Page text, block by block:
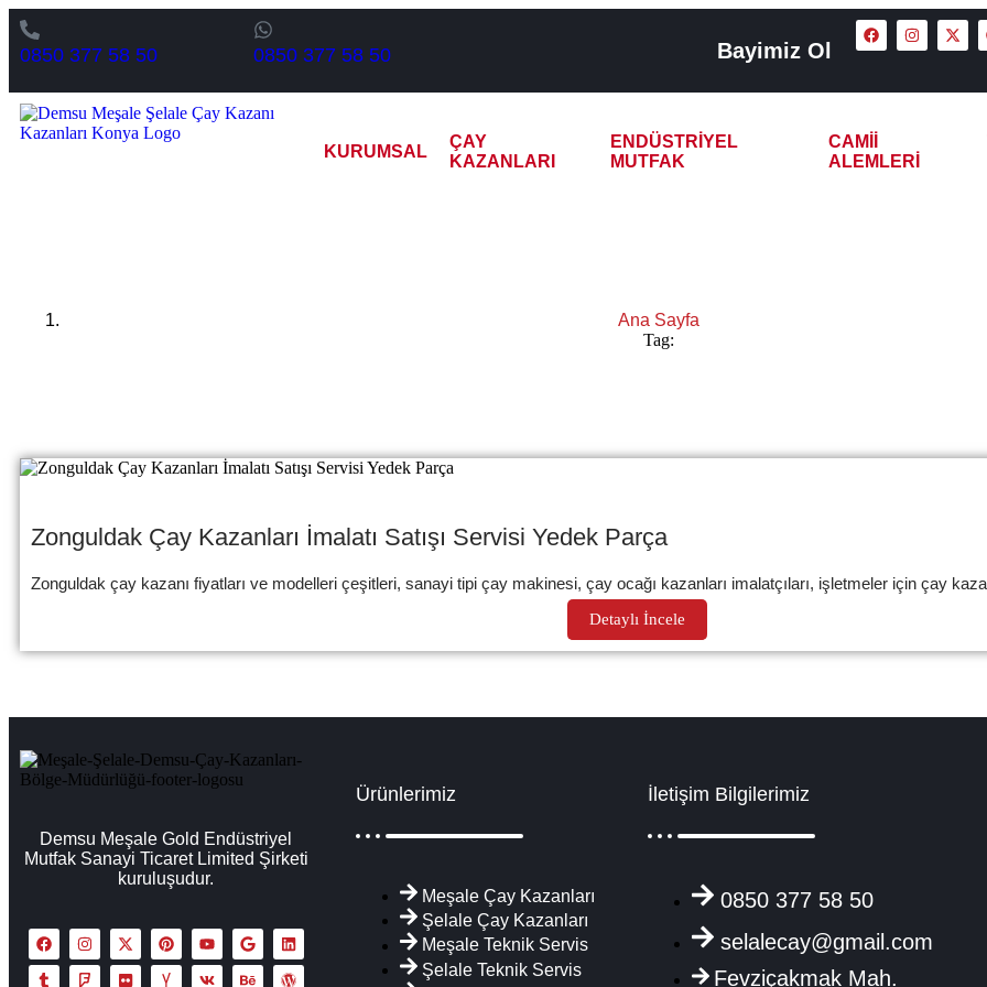
0850 377 58 50 0850 377 58 50 Bayimiz Ol
KURUMSAL
ÇAY
KAZANLARI
ENDÜSTRIYEL
MUTFAK
CAMII
ALEMLERI
Ana Sayfa
Tag:
Zonguldak Çay Kazanları İmalatı Satışı Servisi Yedek Parça
Zonguldak çay kazanı fiyatları ve modelleri çeşitleri, sanayi tipi çay makinesi, çay ocağı kazanları imalatçıları, işletmeler için çay
Detaylı İncele
Demsu Meşale Gold Endüstriyel
Mutfak Sanayi Ticaret Limited Şirketi
kuruluşudur.
Ürünlerimiz
Meşale Çay Kazanları
Şelale Çay Kazanları
Meşale Teknik Servis
Şelale Teknik Servis
İletişim Bilgilerimiz
0850 377 58 50
selalecay@gmail.com
Fevziçakmak Mah.